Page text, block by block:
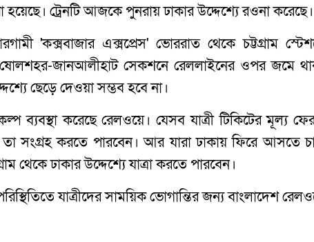
হয়েছে। ট্রেনটি আজকে পুনরায় ঢাকার উদ্দেশ্যে রওনা করেছে।
'কক্সবাজার এক্সপ্রেস' ভোররাত থেকে চট্টগ্রাম
ষোলশহর-জানআলীহাট সেকশনে রেললাইনের ওপর জমে
ছেড়ে দেওয়া সম্ভব হবে না।
ব্যবস্থা করেছে রেলওয়ে। যেসব যাত্রী টিকিটের মূল্য
তা সংগ্রহ করতে পারবেন। আর যারা ঢাকায় ফিরে আসতে
থেকে ঢাকার উদ্দেশ্যে যাত্রা করতে পারবেন।
যাত্রীদের সাময়িক ভোগান্তির জন্য বাংলাদেশ